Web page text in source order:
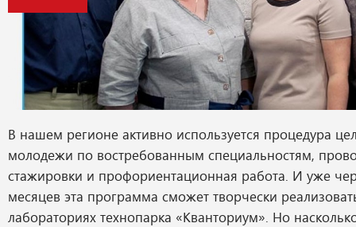
В нашем регионе активно используется процедура
молодежи по востребованным специальностям,
стажировки и профориентационная работа. И уже
месяцев эта программа сможет творчески
лабораториях технопарка «Кванториум». Но